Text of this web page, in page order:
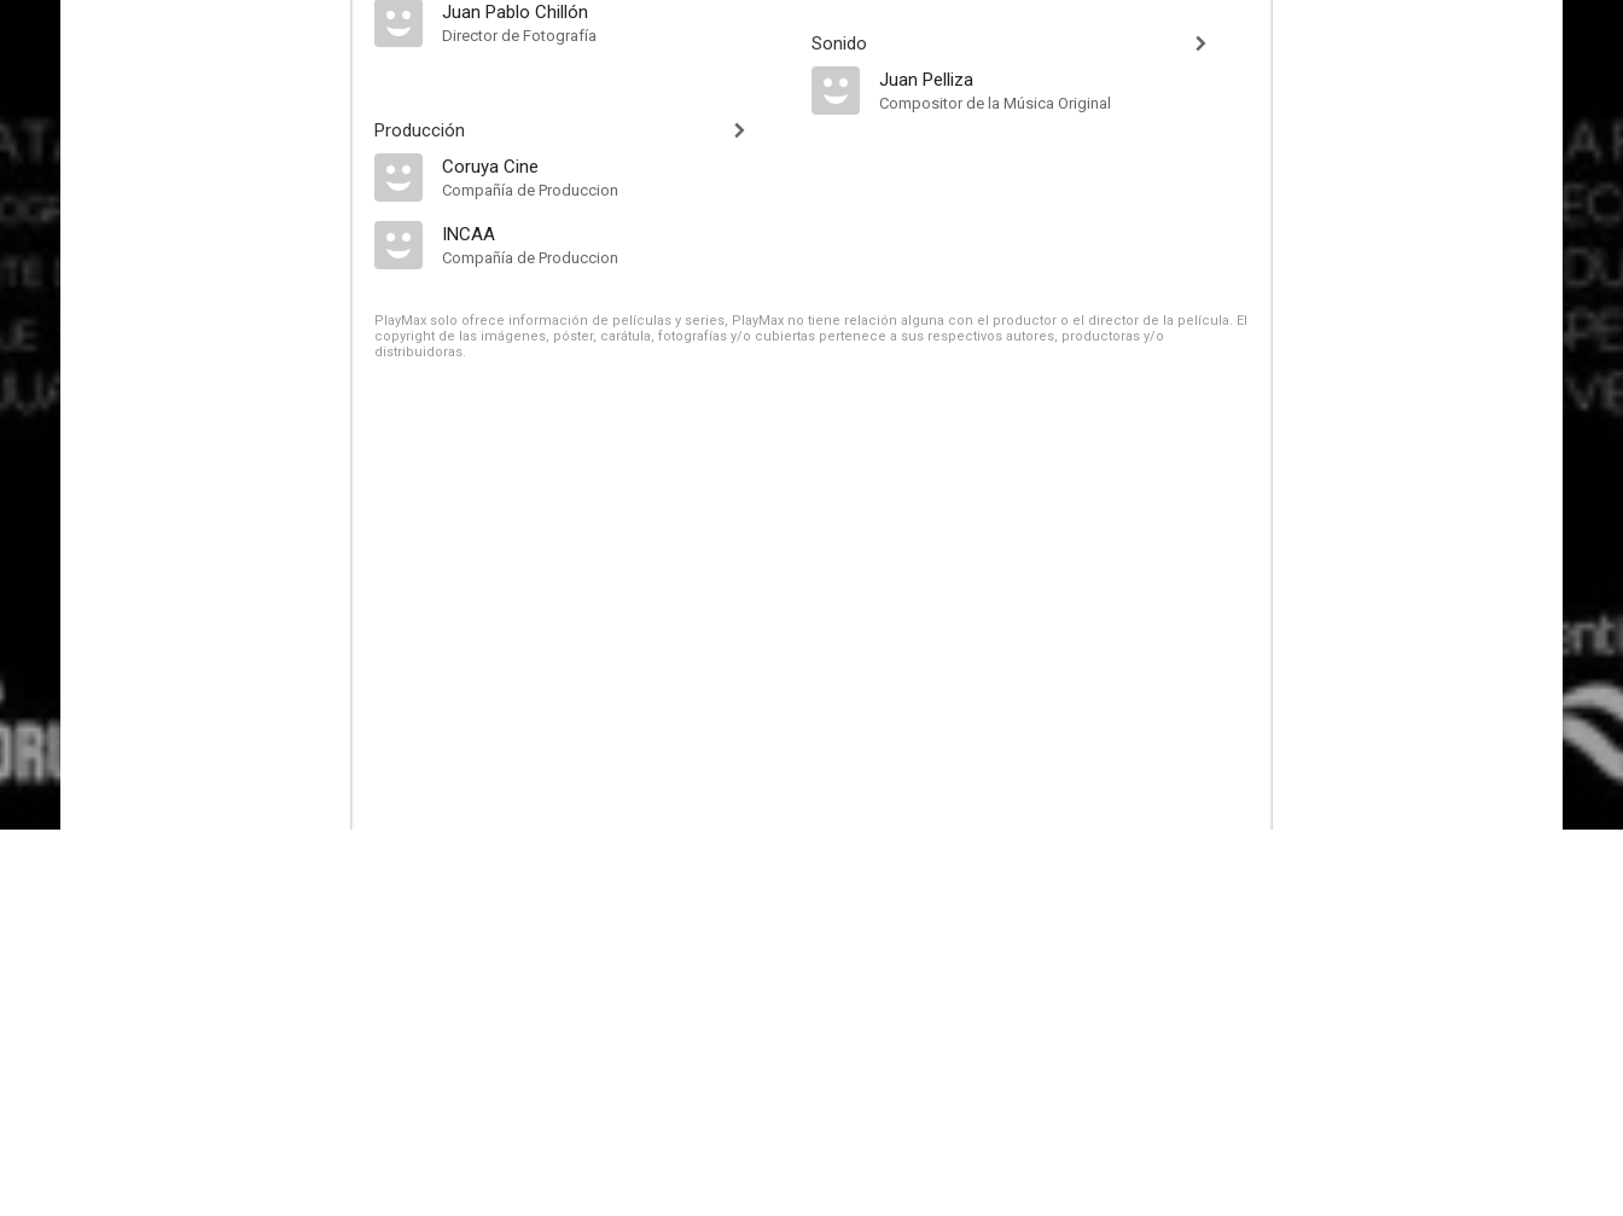
Juan Pablo Chillón
Director de Fotografía
Producción
Coruya Cine
Compañía de Produccion
INCAA
Compañía de Produccion
Sonido
Juan Pelliza
Compositor de la Música Original
PlayMax solo ofrece información de películas y series, PlayMax no tiene relación alguna con el productor o el director de la película. El
copyright de las imágenes, póster, carátula, fotografías y/o cubiertas pertenece a sus respectivos autores, productoras y/o
distribuidoras.